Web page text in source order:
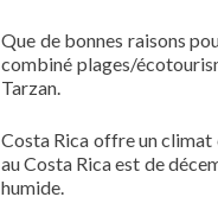
Que de bonnes raisons
combiné plages/
Tarzan.
Costa Rica offre un climat
au Costa Rica est de
humide.